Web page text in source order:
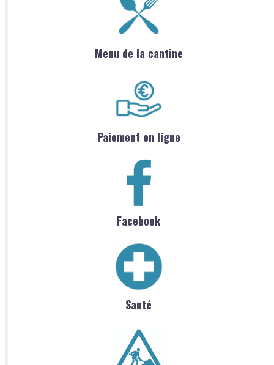
Menu de la cantine
Paiement en ligne
Facebook
Santé